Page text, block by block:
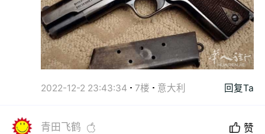
2022-12-2 23:43:34 7楼 意大利 回复Ta
青田飞鹤 赞